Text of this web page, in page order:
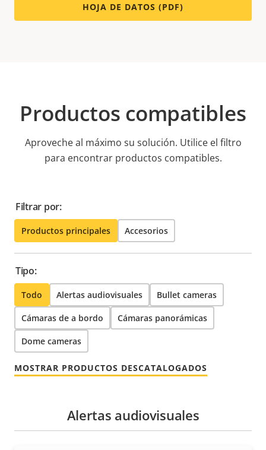
HOJA DE DATOS (PDF)
Productos compatibles
Aproveche al máximo su solución. Utilice el filtro
para encontrar productos compatibles.
Filtrar por:
Productos principales Accesorios
Tipo:
Todo Alertas audiovisuales Bullet cameras
Cámaras de a bordo Cámaras panorámicas
Dome cameras
MOSTRAR PRODUCTOS DESCATALOGADOS
Alertas audiovisuales